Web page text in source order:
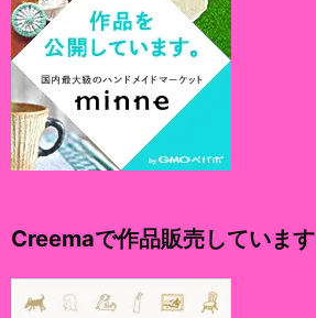
Creemaで作品販売しています